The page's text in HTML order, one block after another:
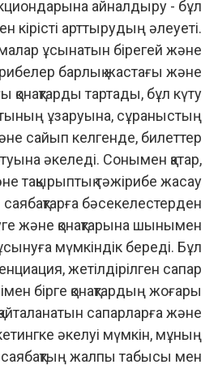
айналдыру - бұл
кірісті арттырудың әлеуеті.
ұсынатын бірегей және
барлық жастағы және
қонақтарды тартады, бұл күту
ұзаруына, сұраныстың
сайып келгенде, билеттер
әкеледі. Сонымен қатар,
тақырыптық тәжірибе жасау
саябақтарға бәсекелестерден
және қонақтарына шынымен
мүмкіндік береді. Бұл
жетілдірілген сапар
бірге қонақтардың жоғары
сапарларға және
әкелуі мүмкін, мұның
жалпы табысы мен